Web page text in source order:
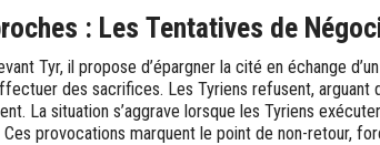
: Les Tentatives de
Tyr, il propose d’épargner la cité en échange
des sacrifices. Les Tyriens refusent, arguant
La situation s’aggrave lorsque les Tyriens
provocations marquent le point de non-retour,